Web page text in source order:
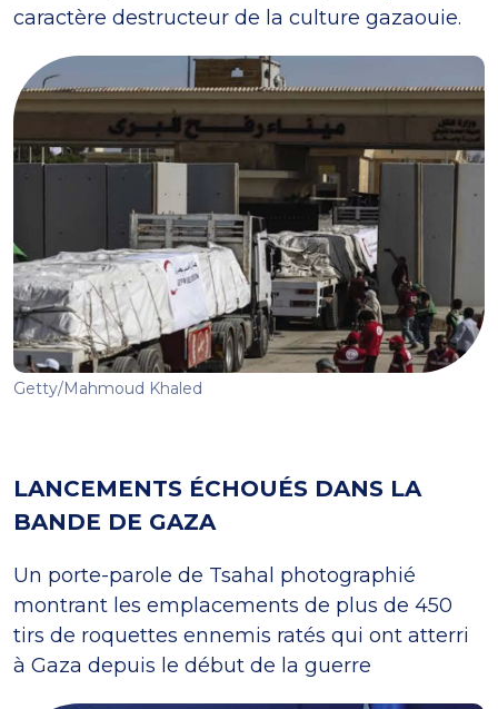
caractère destructeur de la culture gazaouie.
Getty/Mahmoud Khaled
LANCEMENTS ÉCHOUÉS DANS LA
BANDE DE GAZA
Un porte-parole de Tsahal photographié
montrant les emplacements de plus de 450
tirs de roquettes ennemis ratés qui ont atterri
à Gaza depuis le début de la guerre